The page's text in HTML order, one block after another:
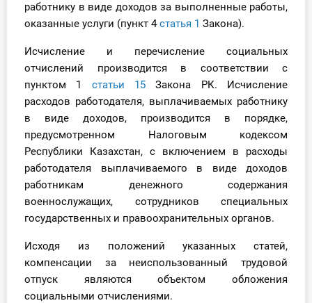
работнику в виде доходов за выполненные работы,
оказанные услуги (пункт 4статья 1 Закона).
Исчисление и перечисление социальных
отчислений производится в соответствии с
пунктом 1 статьи 15 Закона РК. Исчисление
расходов работодателя, выплачиваемых работнику
в виде доходов, производится в порядке,
предусмотренном Налоговым кодексом
Республики Казахстан, с включением в расходы
работодателя выплачиваемого в виде доходов
работникам денежного содержания
военнослужащих, сотрудников специальных
государственных и правоохранительных органов.
Исходя из положений указанных статей,
компенсации за неиспользованный трудовой
отпуск являются объектом обложения
социальными отчислениями.